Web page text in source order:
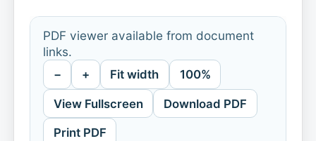
PDF viewer available from document
links.
− + Fit width 100%
View Fullscreen Download PDF
Print PDF